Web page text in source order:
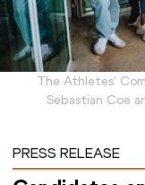
The Athletes’
Sebastian Coe
PRESS RELEASE